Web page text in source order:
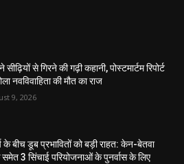
सीढ़ियों से गिरने की गढ़ी कहानी, पोस्टमार्टम रिपोर्ट
नवविवाहिता की मौत का राज
9, 2026
के बीच डूब प्रभावितों को बड़ी राहत: केन-बेतवा
3 सिंचाई परियोजनाओं के पुनर्वास के लिए